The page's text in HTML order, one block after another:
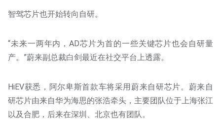
智驾芯片也开始转向自研。
“未来一两年内，AD芯片为首的一些关键芯片也会自研量
产。”蔚来副总裁白剑最近在社交平台上透露。
HiEV获悉，阿尔卑斯首款车将采用蔚来自研芯片。蔚来自
研芯片由来自华为海思的张浩牵头，主要团队位于上海张江
以及合肥，后来在深圳、北京也有团队。